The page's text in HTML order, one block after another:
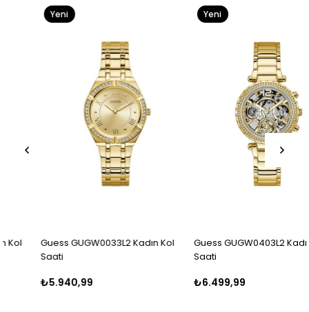
Guess GUGW0033L2 Kadın Kol
₺5.940,99
Guess GUGW0403L2 Kadın Kol
₺6.499,99